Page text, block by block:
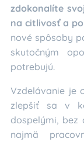
zdokonalíte
na citlivosť a
nové spôsoby
skutočným
potrebujú.
Vzdelávanie je
zlepšiť sa v
dospelými, bez
najmä